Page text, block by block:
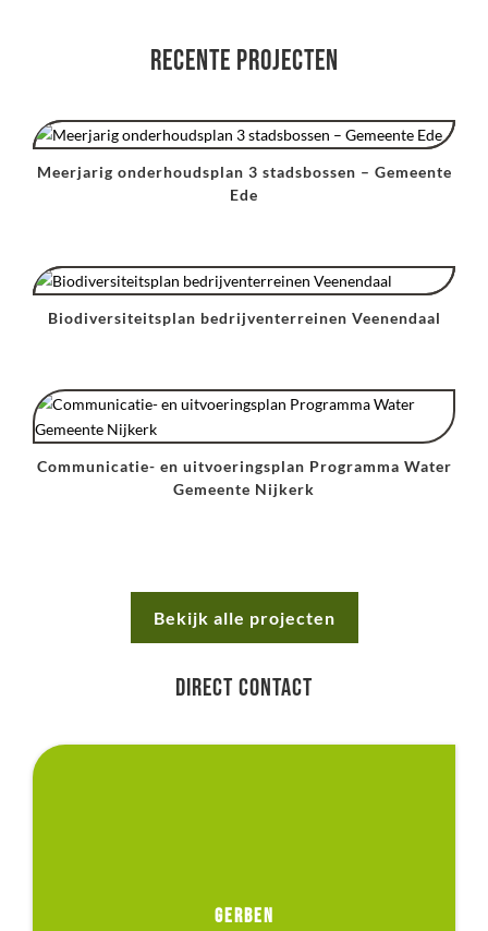
Recente projecten
Meerjarig onderhoudsplan 3 stadsbossen – Gemeente
Ede
Biodiversiteitsplan bedrijventerreinen Veenendaal
Communicatie- en uitvoeringsplan Programma Water
Gemeente Nijkerk
Bekijk alle projecten
Direct contact
GERBEN
Gerben denkt graag met u mee over toekomstbestendig